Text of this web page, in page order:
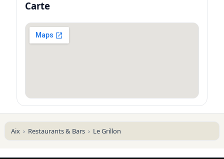
Carte
Aix Restaurants & Bars Le Grillon